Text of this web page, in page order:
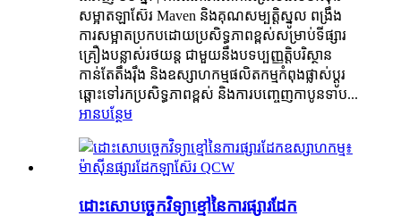
សម្អាតឡាស៊ែរ Maven និងគុណសម្បត្តិស្នូល ពង្រឹង
ការសម្អាតប្រកបដោយប្រសិទ្ធភាពខ្ពស់សម្រាប់ទីផ្សារ
គ្រឿងបន្លាស់រថយន្ត ជាមួយនឹងបទប្បញ្ញត្តិបរិស្ថាន
កាន់តែតឹងរ៉ឹង និងឧស្សាហកម្មផលិតកម្មកំពុងផ្លាស់ប្តូរ
ឆ្ពោះទៅរកប្រសិទ្ធភាពខ្ពស់ និងការបញ្ចេញកាបូនទាប...
អានបន្ថែម
ដោះសោបច្ចេកវិទ្យាខ្មៅនៃការផ្សារដែក